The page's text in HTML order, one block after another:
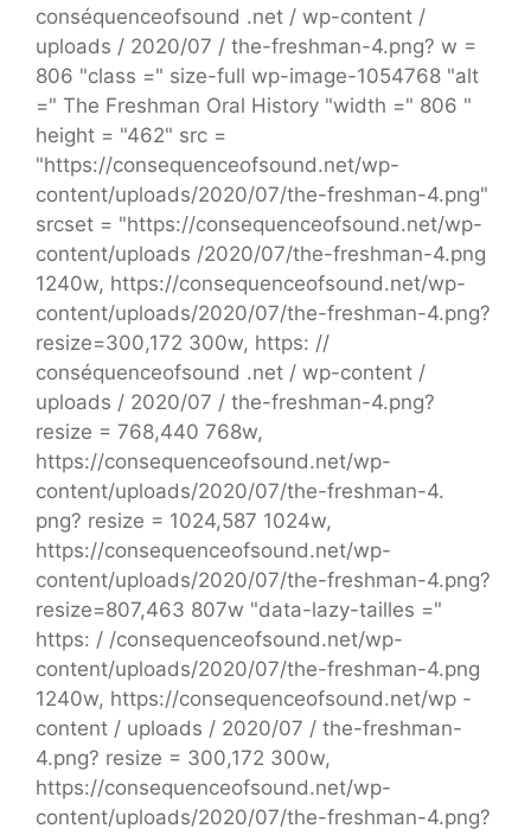
conséquenceofsound .net / wp-content /
uploads / 2020/07 / the-freshman-4.png? w =
806 "class =" size-full wp-image-1054768 "alt
=" The Freshman Oral History "width =" 806 "
height = "462" src =
"https://consequenceofsound.net/wp-
content/uploads/2020/07/the-freshman-4.png"
srcset = "https://consequenceofsound.net/wp-
content/uploads /2020/07/the-freshman-4.png
1240w, https://consequenceofsound.net/wp-
content/uploads/2020/07/the-freshman-4.png?
resize=300,172 300w, https: //
conséquenceofsound .net / wp-content /
uploads / 2020/07 / the-freshman-4.png?
resize = 768,440 768w,
https://consequenceofsound.net/wp-
content/uploads/2020/07/the-freshman-4.
png? resize = 1024,587 1024w,
https://consequenceofsound.net/wp-
content/uploads/2020/07/the-freshman-4.png?
resize=807,463 807w "data-lazy-tailles ="
https: / /consequenceofsound.net/wp-
content/uploads/2020/07/the-freshman-4.png
1240w, https://consequenceofsound.net/wp -
content / uploads / 2020/07 / the-freshman-
4.png? resize = 300,172 300w,
https://consequenceofsound.net/wp-
content/uploads/2020/07/the-freshman-4.png?